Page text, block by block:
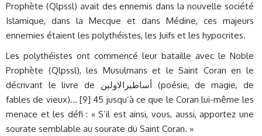
Prophète (Qlpssl) avait des ennemis dans la nouvelle société
Islamique, dans la Mecque et dans Médine, ces majeurs
ennemies étaient les polythéistes, les Juifs et les hypocrites.
Les polythéistes ont commencé leur bataille avec le Noble
Prophète (Qlpssl), les Musulmans et le Saint Coran en le
décrivant le livre de أساطيرالاولين (poésie, de magie, de
fables de vieux)… [9] 45 jusqu’à ce que le Coran lui-même les
menace et les défi : « S’il est ainsi, vous, aussi, apportez une
sourate semblable au sourate du Saint Coran. »